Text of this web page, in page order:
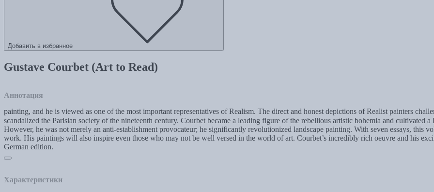
Добавить в избранное
Gustave Courbet (Art to Read)
Аннотация
painting, and he is viewed as one of the most important representatives of Realism. The direct and honest depictions of Realist painters
scandalized the Parisian society of the nineteenth century. Courbet became a leading figure of the rebellious artistic bohemia and cultivated
However, he was not merely an anti-establishment provocateur; he significantly revolutionized landscape painting. With seven essays, this
work. His paintings will also inspire even those who may not be well versed in the world of art. Courbet’s incredibly rich oeuvre and his
German edition.
Характеристики